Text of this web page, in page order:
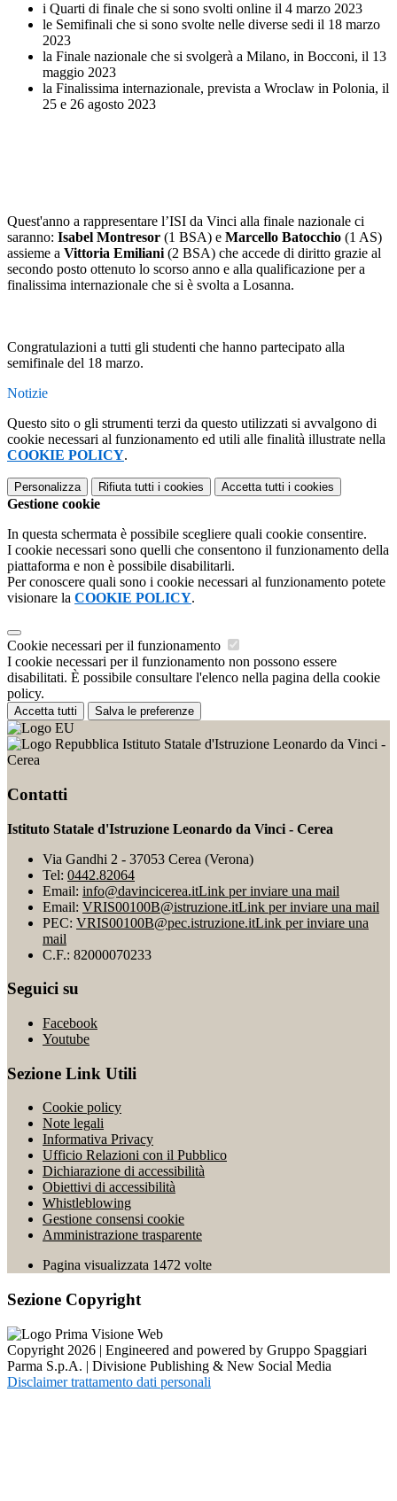
i Quarti di finale che si sono svolti online il 4 marzo 2023
le Semifinali che si sono svolte nelle diverse sedi il 18 marzo
2023
la Finale nazionale che si svolgerà a Milano, in Bocconi, il 13
maggio 2023
la Finalissima internazionale, prevista a Wroclaw in Polonia, il
25 e 26 agosto 2023
Quest'anno a rappresentare l’ISI da Vinci alla finale nazionale ci
saranno: Isabel Montresor (1 BSA) e Marcello Batocchio (1 AS)
assieme a Vittoria Emiliani (2 BSA) che accede di diritto grazie al
secondo posto ottenuto lo scorso anno e alla qualificazione per a
finalissima internazionale che si è svolta a Losanna.
Congratulazioni a tutti gli studenti che hanno partecipato alla
semifinale del 18 marzo.
Notizie
Questo sito o gli strumenti terzi da questo utilizzati si avvalgono di
cookie necessari al funzionamento ed utili alle finalità illustrate nella
COOKIE POLICY.
Personalizza Rifiuta tutti i cookies Accetta tutti i cookies
Gestione cookie
In questa schermata è possibile scegliere quali cookie consentire.
I cookie necessari sono quelli che consentono il funzionamento della
piattaforma e non è possibile disabilitarli.
Per conoscere quali sono i cookie necessari al funzionamento potete
visionare la COOKIE POLICY.
Cookie necessari per il funzionamento
I cookie necessari per il funzionamento non possono essere
disabilitati. È possibile consultare l'elenco nella pagina della cookie
policy.
Accetta tutti Salva le preferenze
Istituto Statale d'Istruzione Leonardo da Vinci -
Cerea
Contatti
Istituto Statale d'Istruzione Leonardo da Vinci - Cerea
Via Gandhi 2 - 37053 Cerea (Verona)
Tel: 0442.82064
Email: info@davincicerea.itLink per inviare una mail
Email: VRIS00100B@istruzione.itLink per inviare una mail
PEC: VRIS00100B@pec.istruzione.itLink per inviare una
mail
C.F.: 82000070233
Seguici su
Facebook
Youtube
Sezione Link Utili
Cookie policy
Note legali
Informativa Privacy
Ufficio Relazioni con il Pubblico
Dichiarazione di accessibilità
Obiettivi di accessibilità
Whistleblowing
Gestione consensi cookie
Amministrazione trasparente
Pagina visualizzata 1472 volte
Sezione Copyright
Copyright 2026 | Engineered and powered by Gruppo Spaggiari
Parma S.p.A. | Divisione Publishing & New Social Media
Disclaimer trattamento dati personali